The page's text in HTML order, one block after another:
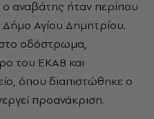
αναβάτης ήταν περίπου
Δήμο Αγίου Δημητρίου.
οδόστρωμα,
του ΕΚΑΒ και
όπου διαπιστώθηκε ο
προανάκριση.